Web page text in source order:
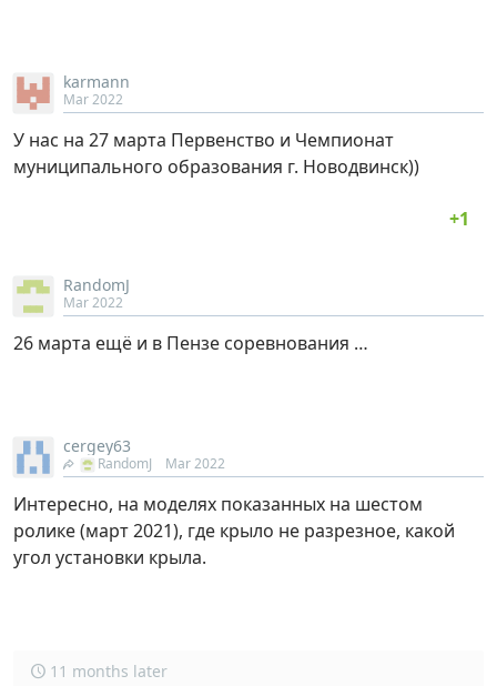
karmann
Mar 2022
У нас на 27 марта Первенство и Чемпионат
муниципального образования г. Новодвинск))
RandomJ
Mar 2022
26 марта ещё и в Пензе соревнования …
cergey63
RandomJ Mar 2022
Интересно, на моделях показанных на шестом
ролике (март 2021), где крыло не разрезное, какой
угол установки крыла.
11 months later